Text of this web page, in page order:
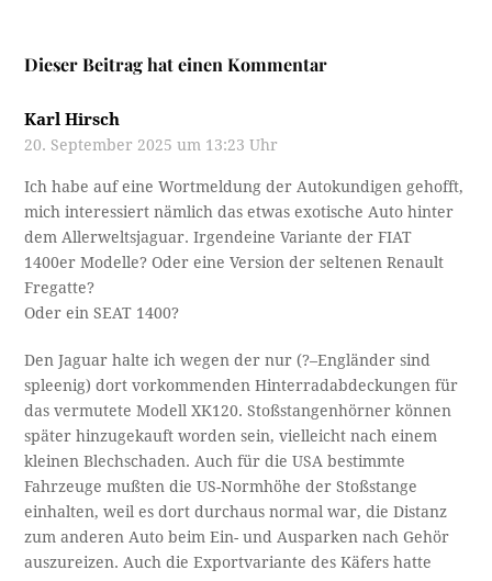
Dieser Beitrag hat einen Kommentar
Karl Hirsch
20. September 2025 um 13:23 Uhr
Ich habe auf eine Wortmeldung der Autokundigen gehofft,
mich interessiert nämlich das etwas exotische Auto hinter
dem Allerweltsjaguar. Irgendeine Variante der FIAT
1400er Modelle? Oder eine Version der seltenen Renault
Fregatte?
Oder ein SEAT 1400?
Den Jaguar halte ich wegen der nur (?–Engländer sind
spleenig) dort vorkommenden Hinterradabdeckungen für
das vermutete Modell XK120. Stoßstangenhörner können
später hinzugekauft worden sein, vielleicht nach einem
kleinen Blechschaden. Auch für die USA bestimmte
Fahrzeuge mußten die US-Normhöhe der Stoßstange
einhalten, weil es dort durchaus normal war, die Distanz
zum anderen Auto beim Ein- und Ausparken nach Gehör
auszureizen. Auch die Exportvariante des Käfers hatte